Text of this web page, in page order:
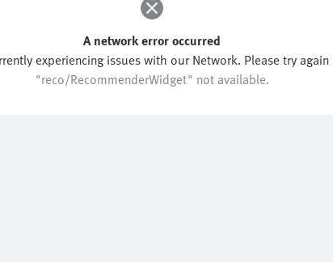
A network error occurred
experiencing issues with our Network. Please try again
"reco/RecommenderWidget" not available.